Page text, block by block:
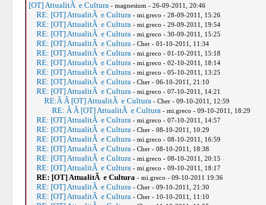
[OT] AttualitÃ e Cultura - magnesium - 26-09-2011, 20:46
RE: [OT] AttualitÃ e Cultura - mi.greco - 28-09-2011, 15:26
RE: [OT] AttualitÃ e Cultura - mi.greco - 29-09-2011, 19:54
RE: [OT] AttualitÃ e Cultura - mi.greco - 30-09-2011, 15:25
RE: [OT] AttualitÃ e Cultura - Cher - 01-10-2011, 11:34
RE: [OT] AttualitÃ e Cultura - mi.greco - 01-10-2011, 15:18
RE: [OT] AttualitÃ e Cultura - mi.greco - 02-10-2011, 18:14
RE: [OT] AttualitÃ e Cultura - mi.greco - 05-10-2011, 13:25
RE: [OT] AttualitÃ e Cultura - Cher - 06-10-2011, 21:10
RE: [OT] AttualitÃ e Cultura - mi.greco - 07-10-2011, 14:21
RE:Â Â [OT] AttualitÃ e Cultura - Cher - 09-10-2011, 12:59
RE: Â Â [OT] AttualitÃ e Cultura - mi.greco - 09-10-2011, 18:29
RE: [OT] AttualitÃ e Cultura - mi.greco - 07-10-2011, 14:57
RE: [OT] AttualitÃ e Cultura - Cher - 08-10-2011, 10:29
RE: [OT] AttualitÃ e Cultura - mi.greco - 08-10-2011, 16:59
RE: [OT] AttualitÃ e Cultura - Cher - 08-10-2011, 18:38
RE: [OT] AttualitÃ e Cultura - mi.greco - 08-10-2011, 20:15
RE: [OT] AttualitÃ e Cultura - mi.greco - 09-10-2011, 18:17
RE: [OT] AttualitÃ e Cultura - mi.greco - 09-10-2011 19:36
RE: [OT] AttualitÃ e Cultura - Cher - 09-10-2011, 21:30
RE: [OT] AttualitÃ e Cultura - Cher - 10-10-2011, 11:10